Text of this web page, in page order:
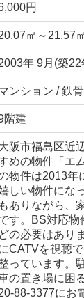
円
㎡～21.57
年 9月(築22
ンション / 鉄
階建
阪市福島区近
めの物件「エ
物件は2013年
しい物件にな
もありながら、
す。BS対応物
どの必要はあり
CATVを視聴
っています。
の置き場に困
88-3377にお